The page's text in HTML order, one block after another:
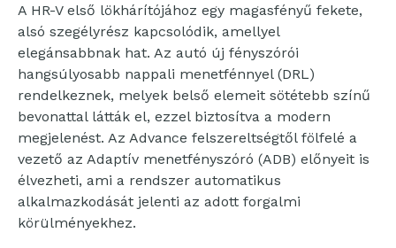
A HR-V első lökhárítójához egy magasfényű fekete,
alsó szegélyrész kapcsolódik, amellyel
elegánsabbnak hat. Az autó új fényszórói
hangsúlyosabb nappali menetfénnyel (DRL)
rendelkeznek, melyek belső elemeit sötétebb színű
bevonattal látták el, ezzel biztosítva a modern
megjelenést. Az Advance felszereltségtől fölfelé a
vezető az Adaptív menetfényszóró (ADB) előnyeit is
élvezheti, ami a rendszer automatikus
alkalmazkodását jelenti az adott forgalmi
körülményekhez.